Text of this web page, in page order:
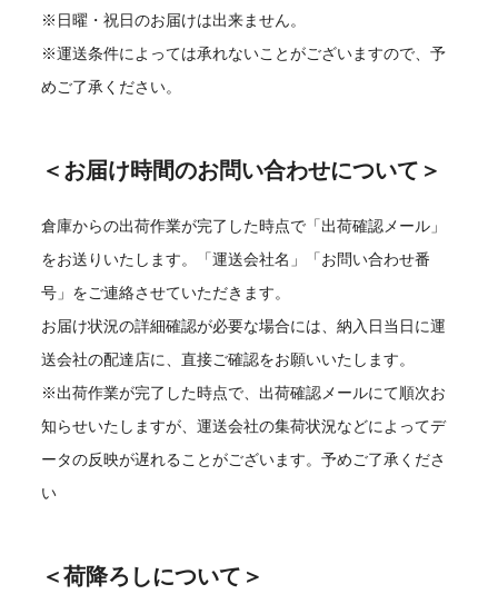
※日曜・祝日のお届けは出来ません。
※運送条件によっては承れないことがございますので、予
めご了承ください。
＜お届け時間のお問い合わせについて＞
倉庫からの出荷作業が完了した時点で「出荷確認メール」
をお送りいたします。「運送会社名」「お問い合わせ番
号」をご連絡させていただきます。
お届け状況の詳細確認が必要な場合には、納入日当日に運
送会社の配達店に、直接ご確認をお願いいたします。
※出荷作業が完了した時点で、出荷確認メールにて順次お
知らせいたしますが、運送会社の集荷状況などによってデ
ータの反映が遅れることがございます。予めご了承くださ
い
＜荷降ろしについて＞